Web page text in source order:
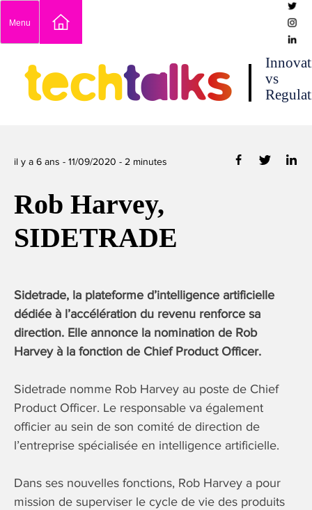
content
Menu
techtalks
vs
il y a 6 ans - 11/09/2020 - 2 minutes
Rob Harvey,
SIDETRADE
Sidetrade, la plateforme d’intelligence artificielle
dédiée à l’accélération du revenu renforce sa
direction. Elle annonce la nomination de Rob
Harvey à la fonction de Chief Product Officer.
Sidetrade nomme Rob Harvey au poste de Chief
Product Officer. Le responsable va également
officier au sein de son comité de direction de
l’entreprise spécialisée en intelligence artificielle.
Dans ses nouvelles fonctions, Rob Harvey a pour
mission de superviser le cycle de vie des produits